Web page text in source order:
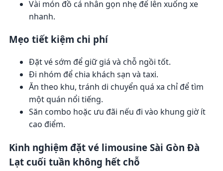
Vài món đồ cá nhân gọn nhẹ để lên xuống xe
nhanh.
Mẹo tiết kiệm chi phí
Đặt vé sớm để giữ giá và chỗ ngồi tốt.
Đi nhóm để chia khách sạn và taxi.
Ăn theo khu, tránh di chuyển quá xa chỉ để tìm
một quán nổi tiếng.
Săn combo hoặc ưu đãi nếu đi vào khung giờ ít
cao điểm.
Kinh nghiệm đặt vé limousine Sài Gòn Đà
Lạt cuối tuần không hết chỗ